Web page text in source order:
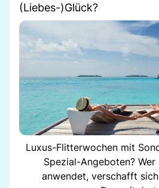
(Liebes-)Glück?
Luxus-Flitterwochen mit
Spezial-Angeboten?
anwendet, verschafft